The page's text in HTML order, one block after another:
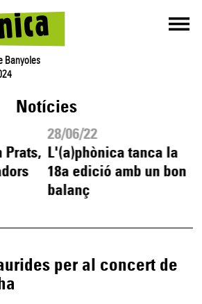
Banyoles
Notícies
Prats,
28/06/22
L'(a)phònica tanca la
18a edició amb un bon
balanç
per al concert de